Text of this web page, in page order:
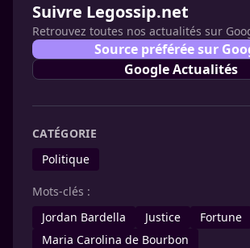
Suivre Legossip.net
Retrouvez toutes nos actualités sur
Source préférée sur
Google Actualités
CATÉGORIE
Politique
Mots-clés :
Jordan Bardella
Justice
Fortune
Maria Carolina de Bourbon